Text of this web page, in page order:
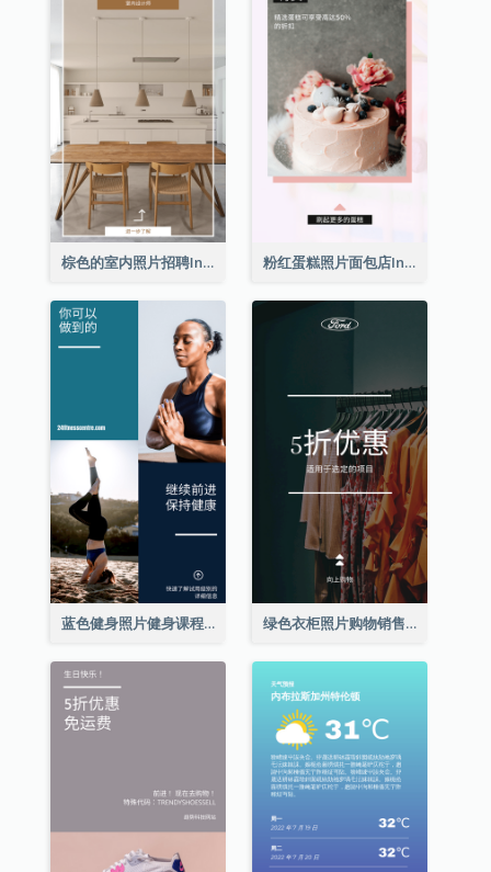
棕色的室内照片招聘Instagram限时动态 粉红蛋糕照片面包店Instagram限时动态
蓝色健身照片健身课程Instagram限时动态 绿色衣柜照片购物销售Instagram限时动态